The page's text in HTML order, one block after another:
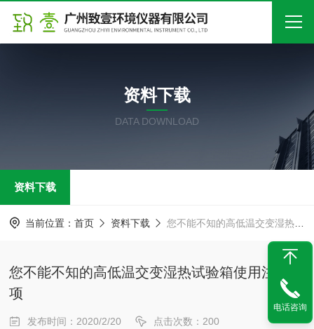
关于我们
产品中心
在线留言
资料下载
DATA DOWNLOAD
资料下载
当前位置： 首页 资料下载 您不能不知的高低温交变湿热试验箱使用注意事项
您不能不知的高低温交变湿热试验箱使用注意事
项
发布时间：2020/2/20 点击次数：200
电话咨询